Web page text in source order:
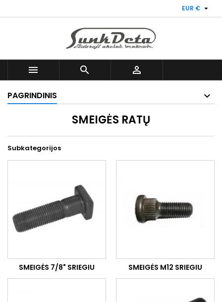
EUR € 
  
PAGRINDINIS
SMEIGĖS RATŲ
Subkategorijos
SMEIGĖS 7/8" SRIEGIU SMEIGĖS M12 SRIEGIU